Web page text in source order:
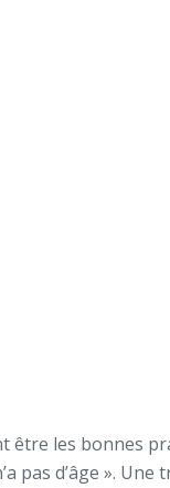
être les bonnes
d’âge ». Une